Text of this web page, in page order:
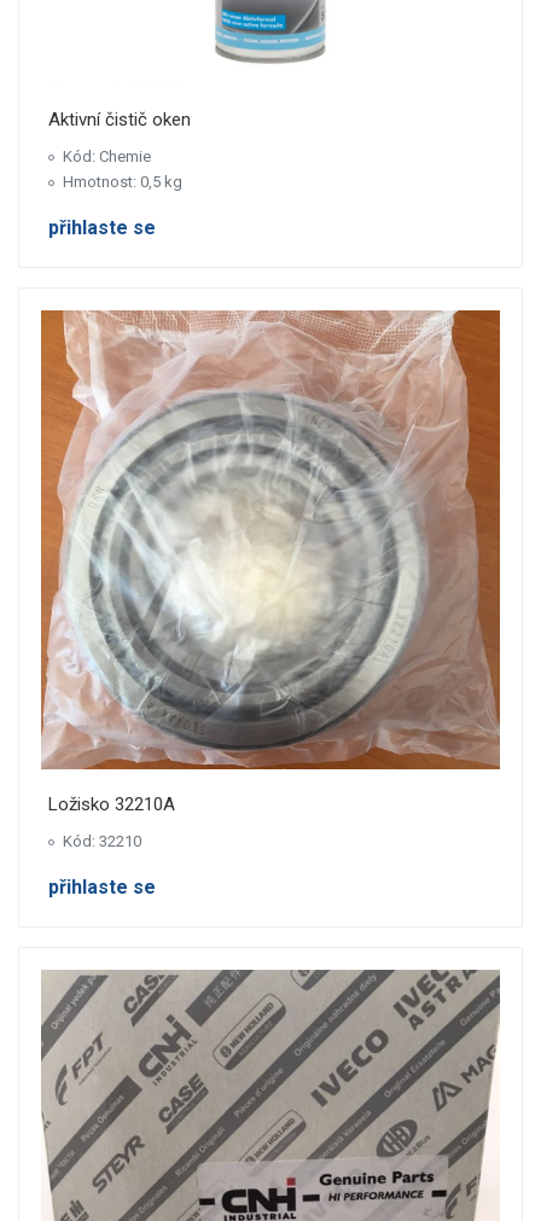
Aktivní čistič oken
Kód: Chemie
Hmotnost: 0,5 kg
přihlaste se
Ložisko 32210A
Kód: 32210
přihlaste se